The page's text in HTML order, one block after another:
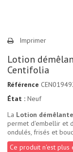
Imprimer
Lotion
Centifolia
Référence
État : Neuf
La Lotion
permet d'embellir et
ondulés, frisés et
Ce produit n'est plus